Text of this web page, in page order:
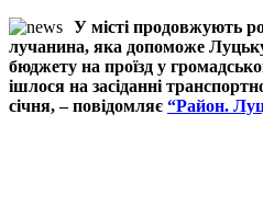
У місті продовжують
лучанина, яка допоможе
бюджету на проїзд у
ішлося на засіданні
січня, – повідомляє “Район.